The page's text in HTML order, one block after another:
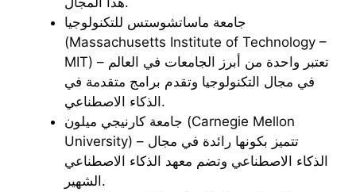
جامعة ماساتشوستس للتكنولوجيا
(Massachusetts Institute of Technology –
MIT) – تعتبر واحدة من أبرز الجامعات في العالم
في مجال التكنولوجيا وتقدم برامج متقدمة في
الذكاء الاصطناعي.
جامعة كارنيجي ميلون (Carnegie Mellon
University) – تتميز بكونها رائدة في مجال
الذكاء الاصطناعي وتضم معهد الذكاء الاصطناعي
الشهير.